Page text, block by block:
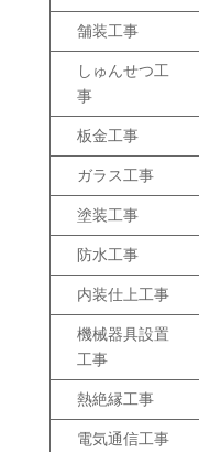
舗装工事
しゅんせつ工
事
板金工事
ガラス工事
塗装工事
防水工事
内装仕上工事
機械器具設置
工事
熱絶縁工事
電気通信工事